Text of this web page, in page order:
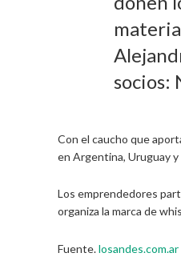
socios:
Con el caucho que
en Argentina, Uruguay
Los emprendedores
organiza la marca de
Fuente.losandes.com.ar